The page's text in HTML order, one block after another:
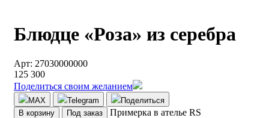
Блюдце «Роза» из серебра
Арт: 27030000000
125 300
Поделиться своим желанием
MAX Telegram
Поделиться
В корзину
Под заказ
Примерка в ателье RS